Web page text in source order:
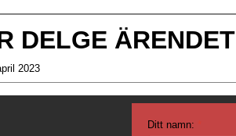
DELGE ÄRENDET
2023
Ditt namn: